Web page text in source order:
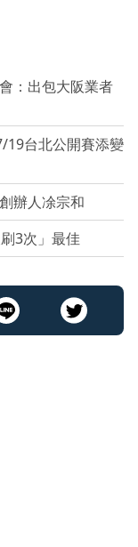
：出包大阪業者
台北公開賽添變
辦人凃宗和
3次」最佳